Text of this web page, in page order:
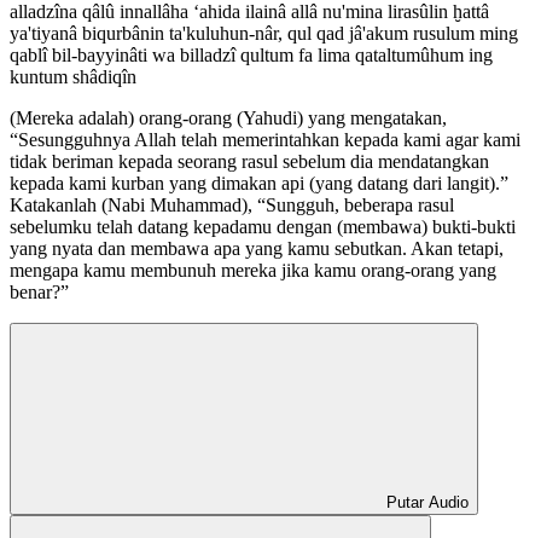
alladzîna qâlû innallâha ‘ahida ilainâ allâ nu'mina lirasûlin ḫattâ
ya'tiyanâ biqurbânin ta'kuluhun-nâr, qul qad jâ'akum rusulum ming
qablî bil-bayyinâti wa billadzî qultum fa lima qataltumûhum ing
kuntum shâdiqîn
(Mereka adalah) orang-orang (Yahudi) yang mengatakan,
“Sesungguhnya Allah telah memerintahkan kepada kami agar kami
tidak beriman kepada seorang rasul sebelum dia mendatangkan
kepada kami kurban yang dimakan api (yang datang dari langit).”
Katakanlah (Nabi Muhammad), “Sungguh, beberapa rasul
sebelumku telah datang kepadamu dengan (membawa) bukti-bukti
yang nyata dan membawa apa yang kamu sebutkan. Akan tetapi,
mengapa kamu membunuh mereka jika kamu orang-orang yang
benar?”
Putar Audio